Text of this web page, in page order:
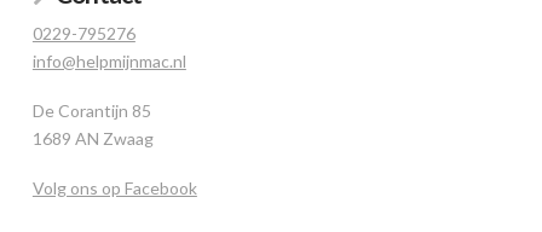
0229-795276
info@helpmijnmac.nl
De Corantijn 85
1689 AN Zwaag
Volg ons op Facebook